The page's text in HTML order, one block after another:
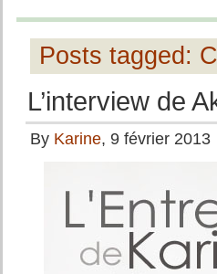
Posts tagged:
L’interview de
By Karine, 9 février 2013